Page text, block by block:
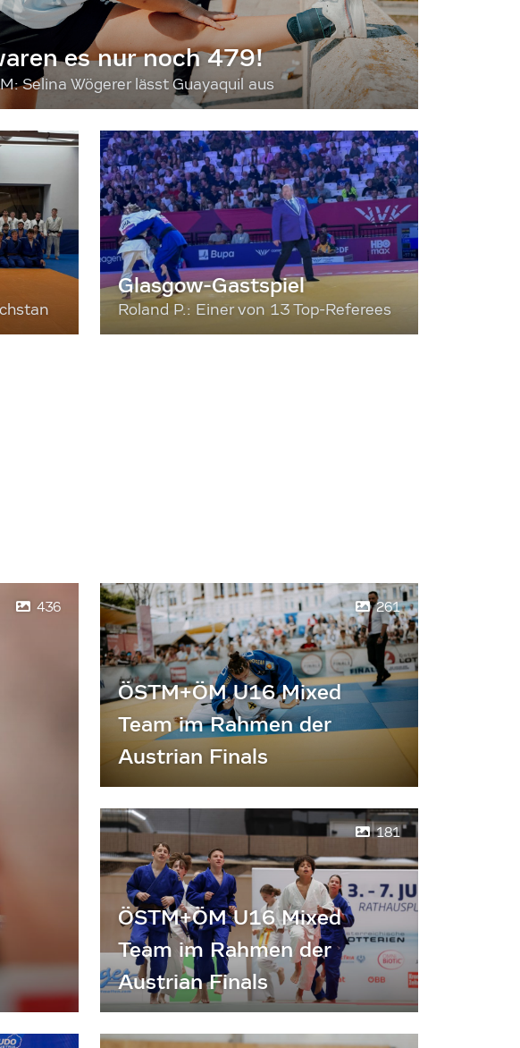
es nur noch 479!
Selina Wögerer lässt Guayaquil aus
Glasgow-Gastspiel
Roland P.: Einer von 13 Top-Referees
436 261
ÖSTM+ÖM U16 Mixed
Team im Rahmen der
Austrian Finals
181
ÖSTM+ÖM U16 Mixed
Team im Rahmen der
Austrian Finals